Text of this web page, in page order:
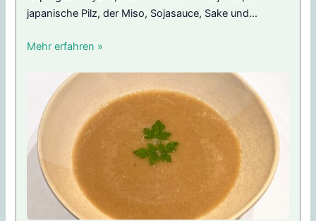
japanische Pilz, der Miso, Sojasauce, Sake und...
Mehr erfahren »